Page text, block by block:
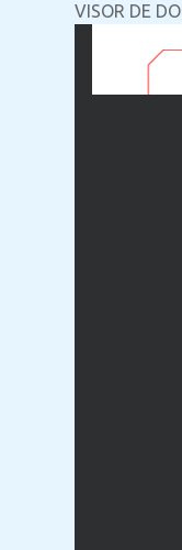
VISOR DE